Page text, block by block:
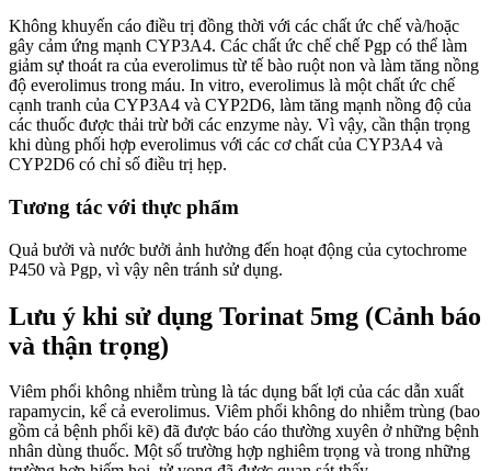
Không khuyến cáo điều trị đồng thời với các chất ức chế và/hoặc
gây cảm ứng mạnh CYP3A4. Các chất ức chế chế Pgp có thể làm
giảm sự thoát ra của everolimus từ tế bào ruột non và làm tăng nồng
độ everolimus trong máu. In vitro, everolimus là một chất ức chế
cạnh tranh của CYP3A4 và CYP2D6, làm tăng mạnh nồng độ của
các thuốc được thải trừ bởi các enzyme này. Vì vậy, cần thận trọng
khi dùng phối hợp everolimus với các cơ chất của CYP3A4 và
CYP2D6 có chỉ số điều trị hẹp.
Tương tác với thực phẩm
Quả bưởi và nước bưởi ảnh hưởng đến hoạt động của cytochrome
P450 và Pgp, vì vậy nên tránh sử dụng.
Lưu ý khi sử dụng Torinat 5mg (Cảnh báo
và thận trọng)
Viêm phổi không nhiễm trùng là tác dụng bất lợi của các dẫn xuất
rapamycin, kể cả everolimus. Viêm phổi không do nhiễm trùng (bao
gồm cả bệnh phổi kẽ) đã được báo cáo thường xuyên ở những bệnh
nhân dùng thuốc. Một số trường hợp nghiêm trọng và trong những